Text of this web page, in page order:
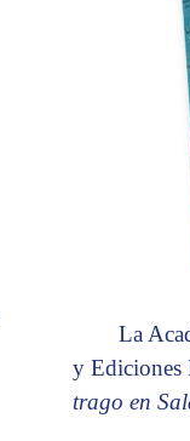
La
y Ediciones
trago en